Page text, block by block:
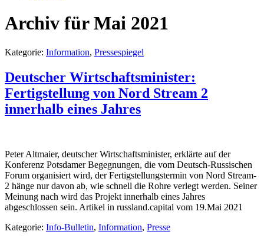
Archiv für Mai 2021
Kategorie: Information, Pressespiegel
Deutscher Wirtschaftsminister:
Fertigstellung von Nord Stream 2
innerhalb eines Jahres
Peter Altmaier, deutscher Wirtschaftsminister, erklärte auf der
Konferenz Potsdamer Begegnungen, die vom Deutsch-Russischen
Forum organisiert wird, der Fertigstellungstermin von Nord Stream-
2 hänge nur davon ab, wie schnell die Rohre verlegt werden. Seiner
Meinung nach wird das Projekt innerhalb eines Jahres
abgeschlossen sein. Artikel in russland.capital vom 19.Mai 2021
Kategorie: Info-Bulletin, Information, Presse